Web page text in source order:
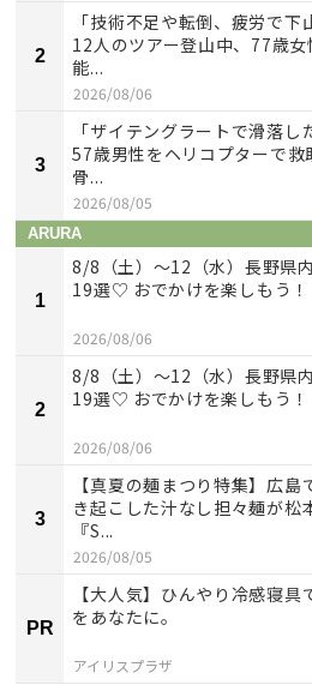
2
「技術不足や転倒、疲労で下
12人のツアー登山中、77歳
能...
2026/08/06
3
「ザイテングラートで滑落し
57歳男性をヘリコプターで
骨...
2026/08/05
ARURA
1
8/8（土）〜12（水）長野県
19選♡ おでかけを楽しもう！
2026/08/06
2
8/8（土）〜12（水）長野県
19選♡ おでかけを楽しもう！
2026/08/06
3
【真夏の麺まつり特集】広島
き起こした汁なし担々麺が
『S...
2026/08/05
PR
【大人気】ひんやり冷感寝具
をあなたに。
アイリスプラザ